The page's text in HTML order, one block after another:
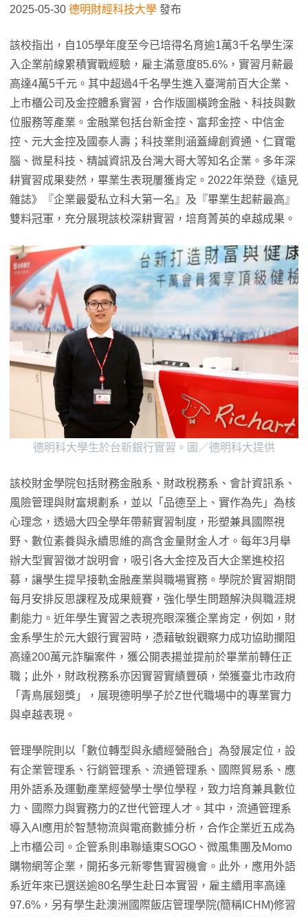
2025-05-30 德明財經科技大學 發布
該校指出，自105學年度至今已培得名育逾1萬3千名學生深
入企業前線累積實戰經驗，雇主滿意度85.6%，實習月薪最
高達4萬5千元。其中超過4千名學生進入臺灣前百大企業、
上市櫃公司及金控體系實習，合作版圖橫跨金融、科技與數
位服務等產業。金融業包括台新金控、富邦金控、中信金
控、元大金控及國泰人壽；科技業則涵蓋緯創資通、仁寶電
腦、微星科技、精誠資訊及台灣大哥大等知名企業。多年深
耕實習成果斐然，畢業生表現屢獲肯定。2022年榮登《遠見
雜誌》『企業最愛私立科大第一名』及『畢業生起薪最高』
雙料冠軍，充分展現該校深耕實習，培育菁英的卓越成果。
德明科大學生於台新銀行實習。圖／德明科大提供
該校財金學院包括財務金融系、財政稅務系、會計資訊系、
風險管理與財富規劃系，並以「品德至上、實作為先」為核
心理念，透過大四全學年帶薪實習制度，形塑兼具國際視
野、數位素養與永續思維的高含金量財金人才。每年3月舉
辦大型實習徵才說明會，吸引各大金控及百大企業進校招
募，讓學生提早接軌金融產業與職場實務。學院於實習期間
每月安排反思課程及成果競賽，強化學生問題解決與職涯規
劃能力。近年學生實習之表現亮眼深獲企業肯定，例如，財
金系學生於元大銀行實習時，憑藉敏銳觀察力成功協助攔阻
高達200萬元詐騙案件，獲公開表揚並提前於畢業前轉任正
職；此外，財政稅務系亦因實習實績豐碩，榮獲臺北市政府
「青鳥展翅獎」，展現德明學子於Z世代職場中的專業實力
與卓越表現。
管理學院則以「數位轉型與永續經營融合」為發展定位，設
有企業管理系、行銷管理系、流通管理系、國際貿易系、應
用外語系及運動產業經營學士學位學程，致力培育兼具數位
力、國際力與實務力的Z世代管理人才。其中，流通管理系
導入AI應用於智慧物流與電商數據分析，合作企業近五成為
上市櫃公司。企管系則串聯遠東SOGO、微風集團及Momo
購物網等企業，開拓多元新零售實習機會。此外，應用外語
系近年來已選送逾80名學生赴日本實習，雇主續用率高達
97.6%，另有學生赴澳洲國際飯店管理學院(簡稱ICHM)修習